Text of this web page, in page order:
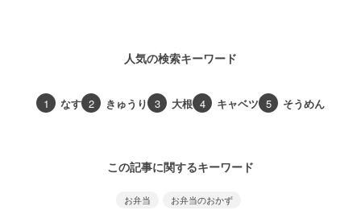
人気の検索キーワード
1 なす 2 きゅうり 3 大根 4 キャベツ 5 そうめん
この記事に関するキーワード
お弁当 お弁当のおかず